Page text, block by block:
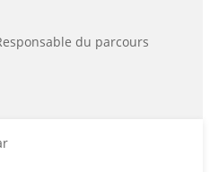
du parcours